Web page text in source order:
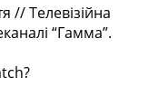
// Телевізійна
“Гамма”.